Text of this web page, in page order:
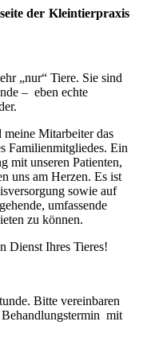
der Kleintierpraxis
„nur“ Tiere. Sie sind
– eben echte
Mitarbeiter das
Familienmitgliedes. Ein
mit unseren Patienten,
uns am Herzen. Es ist
sowie auf
umfassende
zu können.
Dienst Ihres Tieres!
Bitte vereinbaren
Behandlungstermin mit